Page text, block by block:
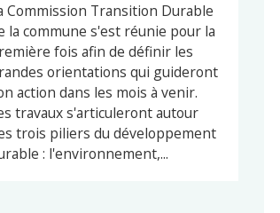
Commission Transition Durable
la commune s'est réunie pour la
fois afin de définir les
orientations qui guideront
action dans les mois à venir.
travaux s'articuleront autour
trois piliers du développement
: l'environnement,...